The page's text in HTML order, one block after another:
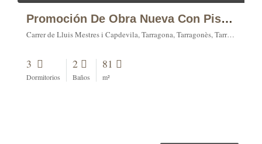
Promoción De Obra Nueva Con Piscina En Una Zona Moderna De Tarragona (tipo C)
Carrer de Lluis Mestres i Capdevila, Tarragona, Tarragonès, Tarragona, Catalonia, 43001, Spain
3
Dormitorios
2
Baños
81
m²